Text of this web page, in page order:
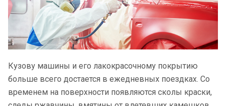
Кузову машины и его лакокрасочному покрытию
больше всего достается в ежедневных поездках. Со
временем на поверхности появляются сколы краски,